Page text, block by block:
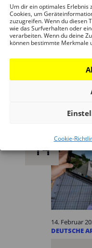
Um dir ein optimales Erlebnis
Cookies, um
zuzugreifen. Wenn du diesen
wie das Surfverhalten oder
verarbeiten. Wenn du deine
können bestimmte Merkmale
Cookie-
Mehrwert
13. Februar
14
14. Februar
DEUTSCHE